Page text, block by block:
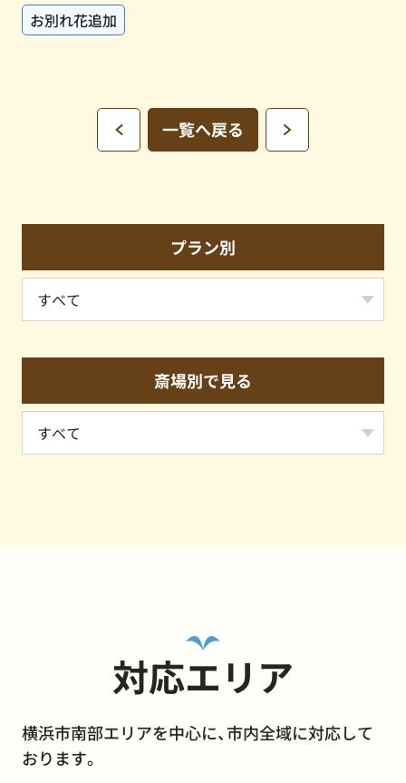
お別れ花追加
一覧へ戻る
プラン別
斎場別で見る
対応エリア
横浜市南部エリアを中心に、市内全域に対応して
おります。